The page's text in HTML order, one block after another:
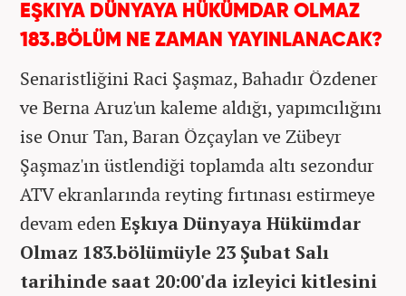
EŞKIYA DÜNYAYA HÜKÜMDAR OLMAZ
183.BÖLÜM NE ZAMAN YAYINLANACAK?
Senaristliğini Raci Şaşmaz, Bahadır Özdener
ve Berna Aruz'un kaleme aldığı, yapımcılığını
ise Onur Tan, Baran Özçaylan ve Zübeyr
Şaşmaz'ın üstlendiği toplamda altı sezondur
ATV ekranlarında reyting fırtınası estirmeye
devam edenEşkıya Dünyaya Hükümdar
Olmaz 183.bölümüyle 23 Şubat Salı
tarihinde saat 20:00'da izleyici kitlesini